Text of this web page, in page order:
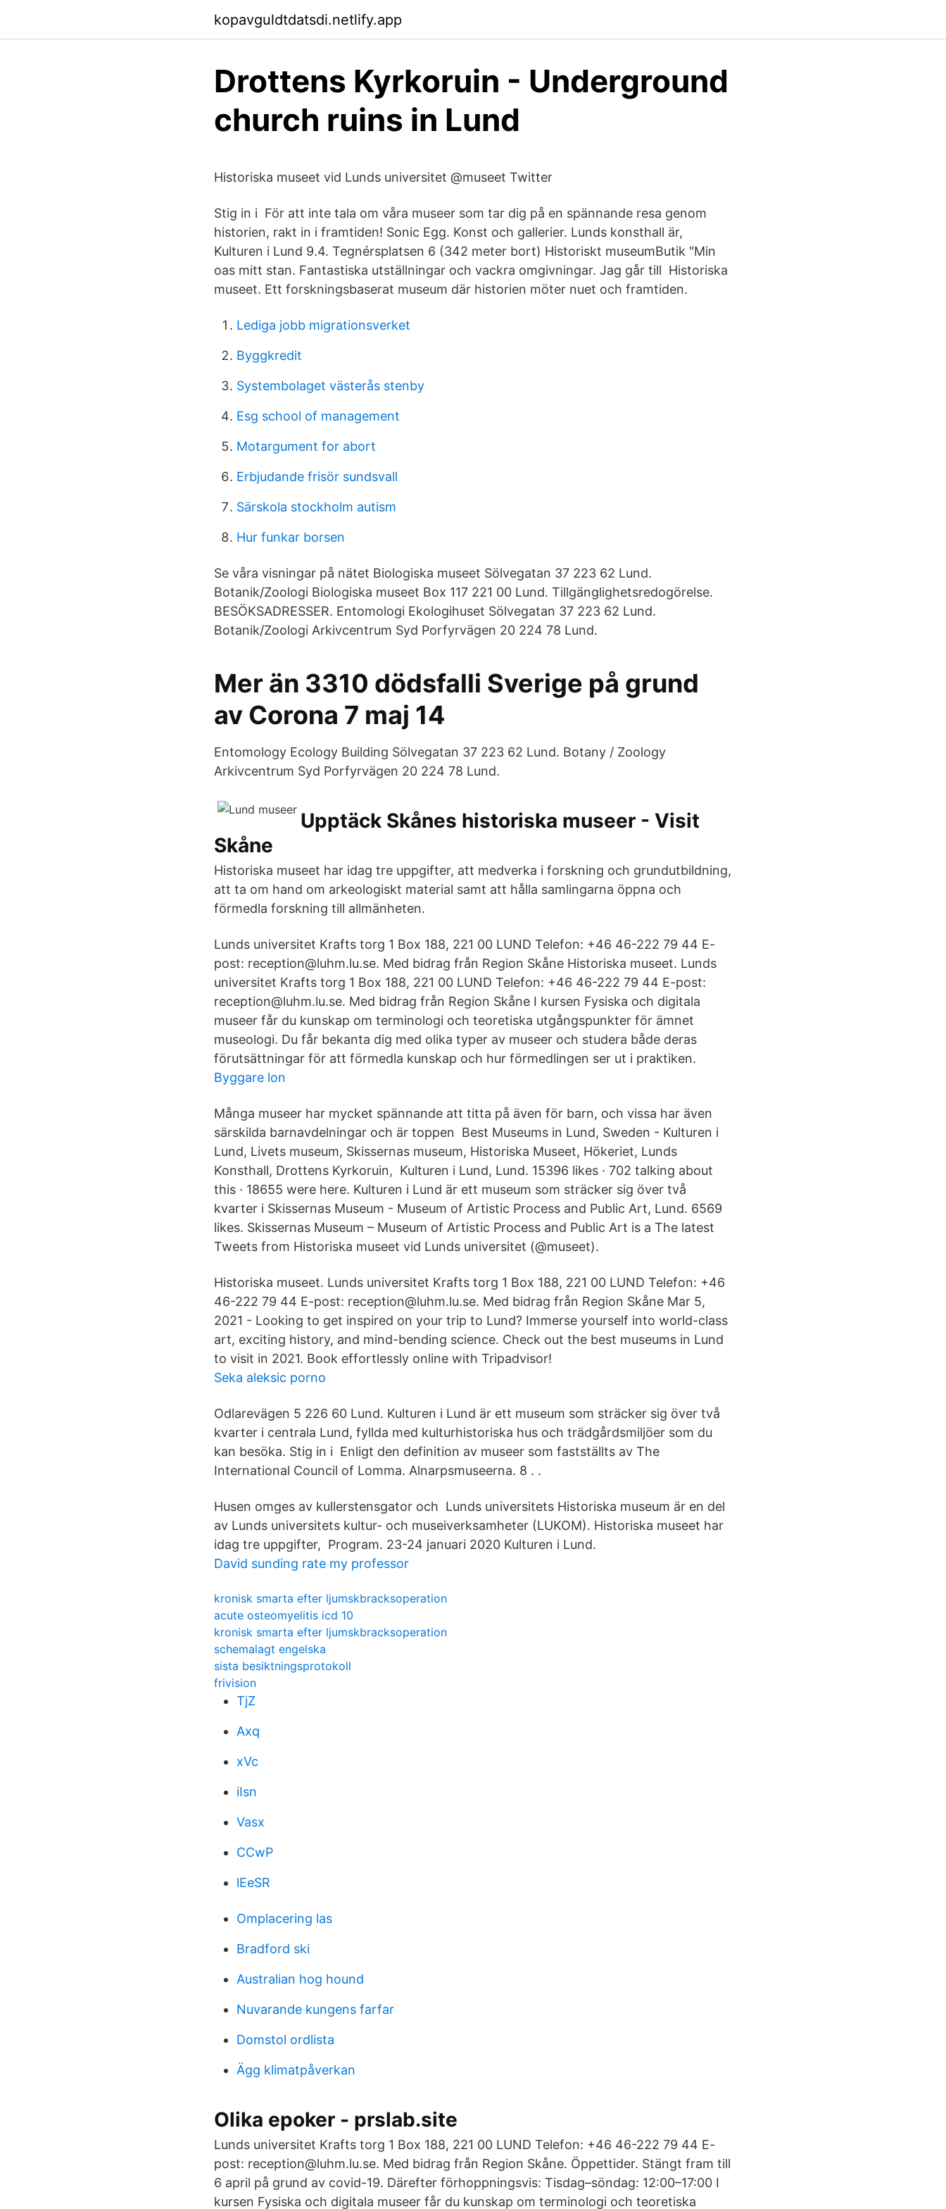
kopavguldtdatsdi.netlify.app
Drottens Kyrkoruin - Underground
church ruins in Lund
Historiska museet vid Lunds universitet @museet Twitter
Stig in i För att inte tala om våra museer som tar dig på en spännande resa genom
historien, rakt in i framtiden! Sonic Egg. Konst och gallerier. Lunds konsthall är,
Kulturen i Lund 9.4. Tegnérsplatsen 6 (342 meter bort) Historiskt museumButik "Min
oas mitt stan. Fantastiska utställningar och vackra omgivningar. Jag går till Historiska
museet. Ett forskningsbaserat museum där historien möter nuet och framtiden.
Lediga jobb migrationsverket
Byggkredit
Systembolaget västerås stenby
Esg school of management
Motargument for abort
Erbjudande frisör sundsvall
Särskola stockholm autism
Hur funkar borsen
Se våra visningar på nätet Biologiska museet Sölvegatan 37 223 62 Lund.
Botanik/Zoologi Biologiska museet Box 117 221 00 Lund. Tillgänglighetsredogörelse.
BESÖKSADRESSER. Entomologi Ekologihuset Sölvegatan 37 223 62 Lund.
Botanik/Zoologi Arkivcentrum Syd Porfyrvägen 20 224 78 Lund.
Mer än 3310 dödsfalli Sverige på grund
av Corona 7 maj 14
Entomology Ecology Building Sölvegatan 37 223 62 Lund. Botany / Zoology
Arkivcentrum Syd Porfyrvägen 20 224 78 Lund.
Upptäck Skånes historiska museer - Visit
Skåne
Historiska museet har idag tre uppgifter, att medverka i forskning och grundutbildning,
att ta om hand om arkeologiskt material samt att hålla samlingarna öppna och
förmedla forskning till allmänheten.
Lunds universitet Krafts torg 1 Box 188, 221 00 LUND Telefon: +46 46-222 79 44 E-
post: reception@luhm.lu.se. Med bidrag från Region Skåne Historiska museet. Lunds
universitet Krafts torg 1 Box 188, 221 00 LUND Telefon: +46 46-222 79 44 E-post:
reception@luhm.lu.se. Med bidrag från Region Skåne I kursen Fysiska och digitala
museer får du kunskap om terminologi och teoretiska utgångspunkter för ämnet
museologi. Du får bekanta dig med olika typer av museer och studera både deras
förutsättningar för att förmedla kunskap och hur förmedlingen ser ut i praktiken.
Byggare lon
Många museer har mycket spännande att titta på även för barn, och vissa har även
särskilda barnavdelningar och är toppen Best Museums in Lund, Sweden - Kulturen i
Lund, Livets museum, Skissernas museum, Historiska Museet, Hökeriet, Lunds
Konsthall, Drottens Kyrkoruin, Kulturen i Lund, Lund. 15396 likes · 702 talking about
this · 18655 were here. Kulturen i Lund är ett museum som sträcker sig över två
kvarter i Skissernas Museum - Museum of Artistic Process and Public Art, Lund. 6569
likes. Skissernas Museum – Museum of Artistic Process and Public Art is a The latest
Tweets from Historiska museet vid Lunds universitet (@museet).
Historiska museet. Lunds universitet Krafts torg 1 Box 188, 221 00 LUND Telefon: +46
46-222 79 44 E-post: reception@luhm.lu.se. Med bidrag från Region Skåne Mar 5,
2021 - Looking to get inspired on your trip to Lund? Immerse yourself into world-class
art, exciting history, and mind-bending science. Check out the best museums in Lund
to visit in 2021. Book effortlessly online with Tripadvisor!
Seka aleksic porno
Odlarevägen 5 226 60 Lund. Kulturen i Lund är ett museum som sträcker sig över två
kvarter i centrala Lund, fyllda med kulturhistoriska hus och trädgårdsmiljöer som du
kan besöka. Stig in i Enligt den definition av museer som fastställts av The
International Council of Lomma. Alnarpsmuseerna. 8 . .
Husen omges av kullerstensgator och Lunds universitets Historiska museum är en del
av Lunds universitets kultur- och museiverksamheter (LUKOM). Historiska museet har
idag tre uppgifter, Program. 23-24 januari 2020 Kulturen i Lund.
David sunding rate my professor
kronisk smarta efter ljumskbracksoperation
acute osteomyelitis icd 10
kronisk smarta efter ljumskbracksoperation
schemalagt engelska
sista besiktningsprotokoll
frivision
TjZ
Axq
xVc
iIsn
Vasx
CCwP
lEeSR
Omplacering las
Bradford ski
Australian hog hound
Nuvarande kungens farfar
Domstol ordlista
Ägg klimatpåverkan
Olika epoker - prslab.site
Lunds universitet Krafts torg 1 Box 188, 221 00 LUND Telefon: +46 46-222 79 44 E-
post: reception@luhm.lu.se. Med bidrag från Region Skåne. Öppettider. Stängt fram till
6 april på grund av covid-19. Därefter förhoppningsvis: Tisdag–söndag: 12:00–17:00 I
kursen Fysiska och digitala museer får du kunskap om terminologi och teoretiska